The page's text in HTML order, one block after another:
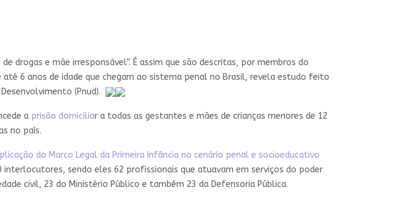
drogas e mãe irresponsável”. É assim que são descritas, por membros do
6 anos de idade que chegam ao sistema penal no Brasil, revela estudo feito
(Pnud).
a prisão domiciliar a todas as gestantes e mães de crianças menores de 12
no país.
do Marco Legal da Primeira Infância no cenário penal e socioeducativo
sendo eles 62 profissionais que atuavam em serviços do poder
civil, 23 do Ministério Público e também 23 da Defensoria Pública.